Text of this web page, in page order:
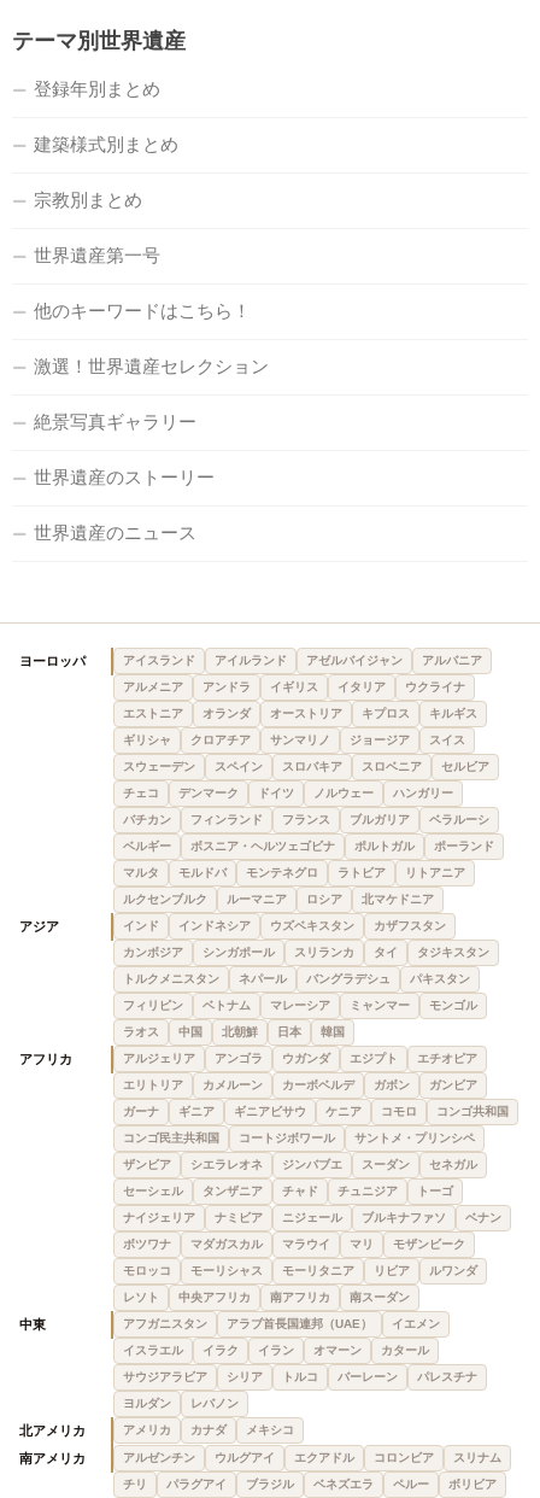
テーマ別世界遺産
登録年別まとめ
建築様式別まとめ
宗教別まとめ
世界遺産第一号
他のキーワードはこちら！
激選！世界遺産セレクション
絶景写真ギャラリー
世界遺産のストーリー
世界遺産のニュース
ヨーロッパ アイスランド アイルランド アゼルバイジャン
アルバニア
アルメニア
アンドラ イギリス イタリア
ウクライナ
エストニア
オランダ オーストリア キプロス
キルギス
ギリシャ
クロアチア サンマリノ ジョージア
スイス
スウェーデン
スペイン スロバキア スロベニア
セルビア
チェコ
デンマーク ドイツ ノルウェー
ハンガリー
バチカン
フィンランド フランス ブルガリア
ベラルーシ
ベルギー
ボスニア・ヘルツェゴビナ ポルトガル
ポーランド
マルタ
モルドバ モンテネグロ ラトビア
リトアニア
ルクセンブルク
ルーマニア ロシア 北マケドニア
アジア インド インドネシア ウズベキスタン
カザフスタン
カンボジア
シンガポール スリランカ タイ
タジキスタン
トルクメニスタン
ネパール バングラデシュ
パキスタン
フィリピン
ベトナム マレーシア ミャンマー
モンゴル
ラオス
中国 北朝鮮 日本 韓国
アフリカ アルジェリア アンゴラ ウガンダ エジプト
エチオピア
エリトリア
カメルーン カーボベルデ ガボン
ガンビア
ガーナ
ギニア ギニアビサウ ケニア コモロ
コンゴ共和国
コンゴ民主共和国
コートジボワール
サントメ・プリンシペ
ザンビア
シエラレオネ ジンバブエ スーダン
セネガル
セーシェル
タンザニア チャド チュニジア
トーゴ
ナイジェリア
ナミビア ニジェール ブルキナファソ
ベナン
ボツワナ
マダガスカル マラウイ マリ
モザンビーク
モロッコ
モーリシャス モーリタニア リビア
ルワンダ
レソト
中央アフリカ 南アフリカ 南スーダン
中東 アフガニスタン アラブ首長国連邦（UAE）
イエメン
イスラエル
イラク イラン オマーン
カタール
サウジアラビア
シリア トルコ バーレーン
パレスチナ
ヨルダン
レバノン
北アメリカ アメリカ カナダ メキシコ
南アメリカ アルゼンチン ウルグアイ エクアドル コロンビア
スリナム
チリ
パラグアイ ブラジル ベネズエラ ペルー ボリビア